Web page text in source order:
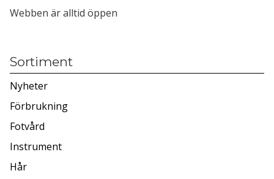
Webben är alltid öppen
Sortiment
Nyheter
Förbrukning
Fotvård
Instrument
Hår